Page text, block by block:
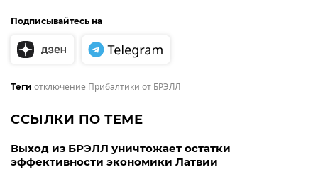
Подписывайтесь на
Теги отключение Прибалтики от БРЭЛЛ
ССЫЛКИ ПО ТЕМЕ
Выход из БРЭЛЛ уничтожает остатки
эффективности экономики Латвии